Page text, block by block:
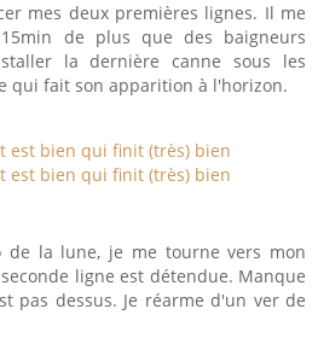
mes deux premières lignes. Il me
de plus que des baigneurs
la dernière canne sous les
qui fait son apparition à l'horizon.
la lune, je me tourne vers mon
ligne est détendue. Manque
pas dessus. Je réarme d'un ver de